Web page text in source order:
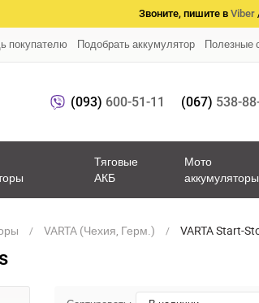
Звоните, пишите в Viber
покупателю Подобрать аккумулятор Полезные
(093) 600-51-11 (067) 538-
Тяговые
АКБ
Мото
аккумуляторы
VARTA (Чехия, Герм.) VARTA Start-